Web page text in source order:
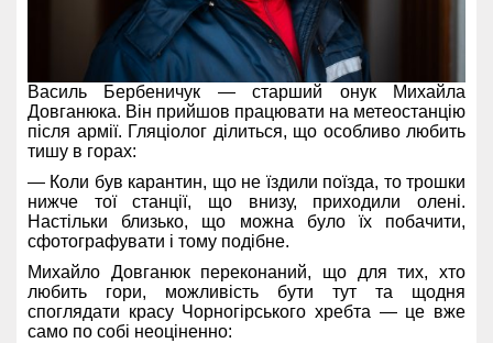
Василь Бербеничук — старший онук Михайла
Довганюка. Він прийшов працювати на метеостанцію
після армії. Гляціолог ділиться, що особливо любить
тишу в горах:
— Коли був карантин, що не їздили поїзда, то трошки
нижче тої станції, що внизу, приходили олені.
Настільки близько, що можна було їх побачити,
сфотографувати і тому подібне.
Михайло Довганюк переконаний, що для тих, хто
любить гори, можливість бути тут та щодня
споглядати красу Чорногірського хребта — це вже
само по собі неоціненно: